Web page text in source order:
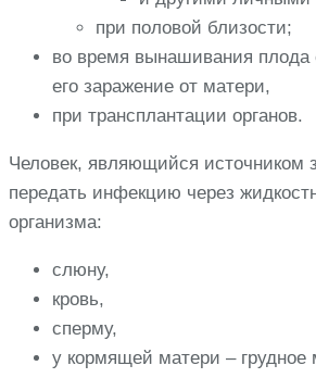
при половой близости;
во время вынашивания плода
его заражение от матери,
при трансплантации органов.
Человек, являющийся источником
передать инфекцию через
организма:
слюну,
кровь,
сперму,
у кормящей матери – грудное